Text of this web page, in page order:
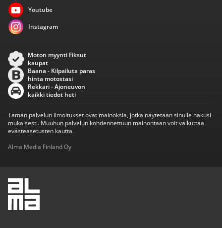
Youtube
Instagram
Moton myynti Fiksut
kaupat
Baana - Kilpailuta paras
hinta motostasi
Rekkari - Ajoneuvon
kaikki tiedot heti
Tämän palvelun ilmoitukset ovat mainoksia, jotka näytetään sinulle hakusi
mukaisesti. Muuhun palvelun kohdennettuun mainontaan voit vaikuttaa
evästeasetusten kautta.
Alma Media Finland Oy